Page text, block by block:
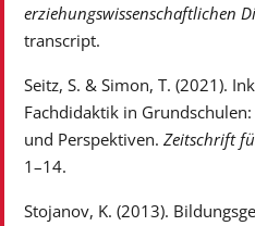
erziehungswissenschaftlichen
transcript.
Seitz, S. & Simon, T. (2021).
Fachdidaktik in
und Perspektiven. Zeitschrift
1–14.
Stojanov, K. (2013).